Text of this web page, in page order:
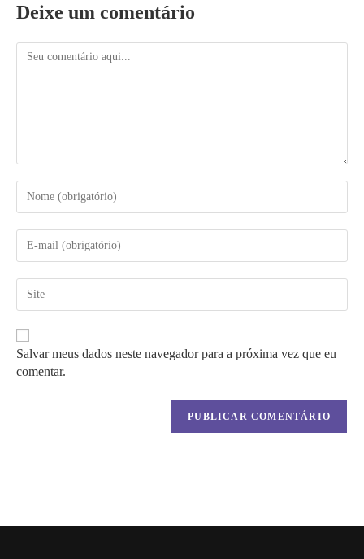
Deixe um comentário
seu
ou
nome
de
usuário
para
comentar
seu
de
mail
para
comentar
do
seu
site
(opcional)
Salvar meus dados neste navegador para a próxima vez que eu
comentar.